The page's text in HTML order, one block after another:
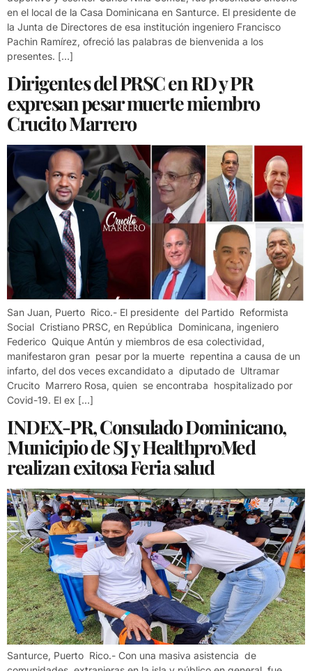
en el local de la Casa Dominicana en Santurce. El presidente de
la Junta de Directores de esa institución ingeniero Francisco
Pachin Ramírez, ofreció las palabras de bienvenida a los
presentes. […]
Dirigentes del PRSC en RD y PR
expresan pesar muerte miembro
Crucito Marrero
San Juan, Puerto Rico.- El presidente del Partido Reformista
Social Cristiano PRSC, en República Dominicana, ingeniero
Federico Quique Antún y miembros de esa colectividad,
manifestaron gran pesar por la muerte repentina a causa de un
infarto, del dos veces excandidato a diputado de Ultramar
Crucito Marrero Rosa, quien se encontraba hospitalizado por
Covid-19. El ex […]
INDEX-PR, Consulado Dominicano,
Municipio de SJ y HealthproMed
realizan exitosa Feria salud
Santurce, Puerto Rico.- Con una masiva asistencia de